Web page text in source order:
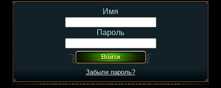
Имя
Пароль
Забыли пароль?